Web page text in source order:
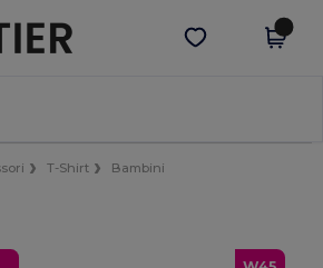
sull'app!
Scarica app
T-Shirt
Bambini